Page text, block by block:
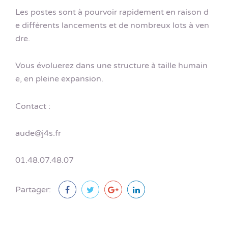
Les postes sont à pourvoir rapidement en raison d
e différents lancements et de nombreux lots à ven
dre.
Vous évoluerez dans une structure à taille humain
e, en pleine expansion.
Contact :
aude@j4s.fr
01.48.07.48.07
Partager: